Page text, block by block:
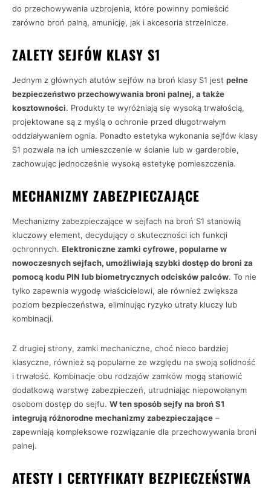
do przechowywania uzbrojenia, które powinny pomieścić
zarówno broń palną, amunicję, jak i akcesoria strzelnicze.
ZALETY SEJFÓW KLASY S1
Jednym z głównych atutów sejfów na broń klasy S1 jest pełne
bezpieczeństwo przechowywania broni palnej, a także
kosztowności. Produkty te wyróżniają się wysoką trwałością,
projektowane są z myślą o ochronie przed długotrwałym
oddziaływaniem ognia. Ponadto estetyka wykonania sejfów klasy
S1 pozwala na ich umieszczenie w ścianie lub w garderobie,
zachowując jednocześnie wysoką estetykę pomieszczenia.
MECHANIZMY ZABEZPIECZAJĄCE
Mechanizmy zabezpieczające w sejfach na broń S1 stanowią
kluczowy element, decydujący o skuteczności ich funkcji
ochronnych. Elektroniczne zamki cyfrowe, popularne w
nowoczesnych sejfach, umożliwiają szybki dostęp do broni za
pomocą kodu PIN lub biometrycznych odcisków palców. To nie
tylko zapewnia wygodę właścicielowi, ale również zwiększa
poziom bezpieczeństwa, eliminując ryzyko utraty kluczy lub
kombinacji.
Z drugiej strony, zamki mechaniczne, choć nieco bardziej
klasyczne, również są popularne ze względu na swoją solidność
i trwałość. Kombinacje obu rodzajów zamków mogą stanowić
dodatkową warstwę zabezpieczeń, utrudniając niepowołanym
osobom dostęp do sejfu. W ten sposób sejfy na broń S1
integrują różnorodne mechanizmy zabezpieczające –
zapewniają kompleksowe rozwiązanie dla przechowywania broni
palnej.
ATESTY I CERTYFIKATY BEZPIECZEŃSTWA